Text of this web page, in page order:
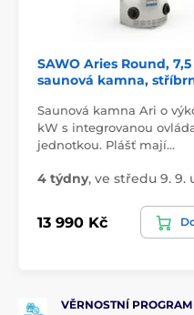
SAWO Aries Round,
saunová kamna,
Saunová kamna Ari o
kW s integrovanou
jednotkou. Plášť mají…
4 týdny, ve středu 9. 9.
13 990 Kč
VĚRNOSTNÍ